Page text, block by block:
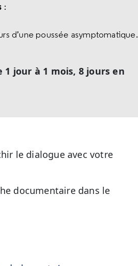
:
d’une poussée asymptomatique.
jour à 1 mois, 8 jours en
le dialogue avec votre
documentaire dans le